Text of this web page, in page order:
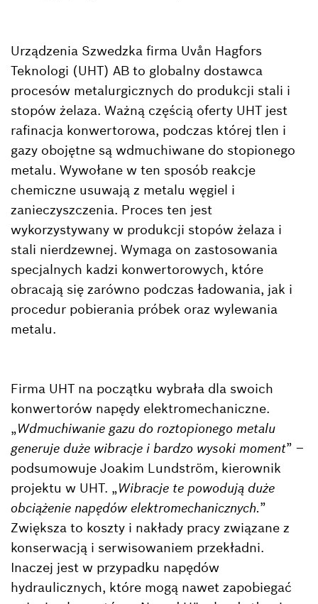
Urządzenia Szwedzka firma Uvån Hagfors
Teknologi (UHT) AB to globalny dostawca
procesów metalurgicznych do produkcji stali i
stopów żelaza. Ważną częścią oferty UHT jest
rafinacja konwertorowa, podczas której tlen i
gazy obojętne są wdmuchiwane do stopionego
metalu. Wywołane w ten sposób reakcje
chemiczne usuwają z metalu węgiel i
zanieczyszczenia. Proces ten jest
wykorzystywany w produkcji stopów żelaza i
stali nierdzewnej. Wymaga on zastosowania
specjalnych kadzi konwertorowych, które
obracają się zarówno podczas ładowania, jak i
procedur pobierania próbek oraz wylewania
metalu.
Firma UHT na początku wybrała dla swoich
konwertorów napędy elektromechaniczne.
„Wdmuchiwanie gazu do roztopionego metalu
generuje duże wibracje i bardzo wysoki moment” –
podsumowuje Joakim Lundström, kierownik
projektu w UHT. „Wibracje te powodują duże
obciążenie napędów elektromechanicznych.”
Zwiększa to koszty i nakłady pracy związane z
konserwacją i serwisowaniem przekładni.
Inaczej jest w przypadku napędów
hydraulicznych, które mogą nawet zapobiegać